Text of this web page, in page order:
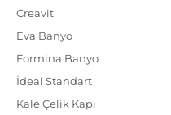
Creavit
Eva Banyo
Formina Banyo
İdeal Standart
Kale Çelik Kapı